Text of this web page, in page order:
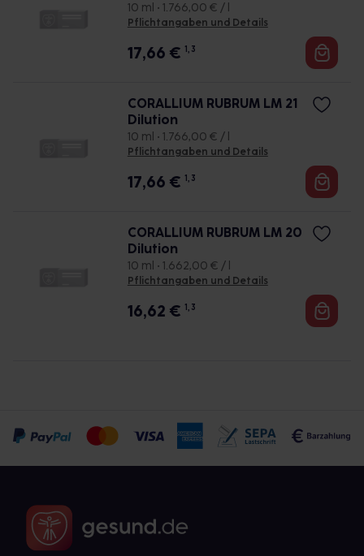
10 ml • 1.766,00 € / l
Pflichtangaben und Details
17,66 € 1, 3
CORALLIUM RUBRUM LM 21
Dilution
10 ml • 1.766,00 € / l
Pflichtangaben und Details
17,66 € 1, 3
CORALLIUM RUBRUM LM 20
Dilution
10 ml • 1.662,00 € / l
Pflichtangaben und Details
16,62 € 1, 3